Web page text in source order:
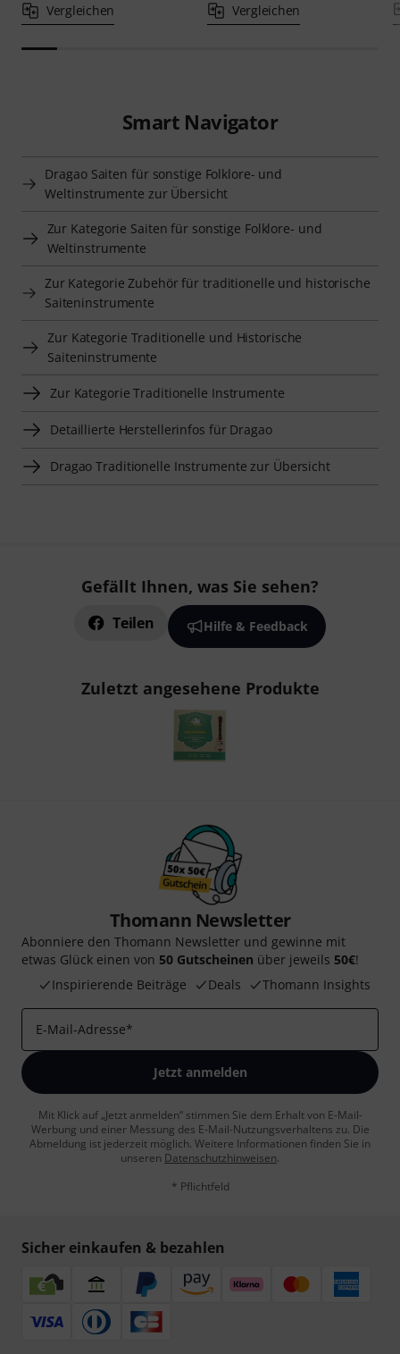
Vergleichen Vergleichen
Smart Navigator
Dragao Saiten für sonstige Folklore- und
Weltinstrumente zur Übersicht
Zur Kategorie Saiten für sonstige Folklore- und
Weltinstrumente
Zur Kategorie Zubehör für traditionelle und historische
Saiteninstrumente
Zur Kategorie Traditionelle und Historische
Saiteninstrumente
Zur Kategorie Traditionelle Instrumente
Detaillierte Herstellerinfos für Dragao
Dragao Traditionelle Instrumente zur Übersicht
Gefällt Ihnen, was Sie sehen?
Teilen Hilfe & Feedback
Zuletzt angesehene Produkte
Thomann Newsletter
Abonniere den Thomann Newsletter und gewinne mit
etwas Glück einen von 50 Gutscheinen über jeweils 50€!
Inspirierende Beiträge
Deals Thomann Insights
E-Mail-Adresse*
Jetzt anmelden
Mit Klick auf „Jetzt anmelden“ stimmen Sie dem Erhalt von E-Mail-
Werbung und einer Messung des E-Mail-Nutzungsverhaltens zu. Die
Abmeldung ist jederzeit möglich. Weitere Informationen finden Sie in
unseren Datenschutzhinweisen.
* Pflichtfeld
Sicher einkaufen & bezahlen